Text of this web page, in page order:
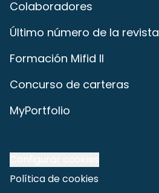
Colaboradores
Último número de la revista
Formación Mifid II
Concurso de carteras
MyPortfolio
Política de cookies